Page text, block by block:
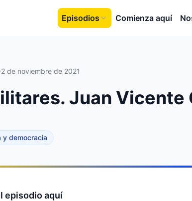
Episodios Comienza aquí
2 de noviembre de 2021
Juan Vicente
y democracia
episodio aquí